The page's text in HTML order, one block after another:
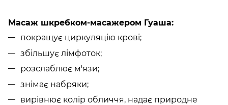
Масаж шкребком-масажером Гуаша:
покращує циркуляцію крові;
збільшує лімфоток;
розслаблює м'язи;
знімає набряки;
вирівнює колір обличчя, надає природне